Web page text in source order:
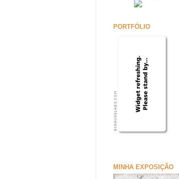
PORTFÓLIO
MINHA EXPOSIÇÃO